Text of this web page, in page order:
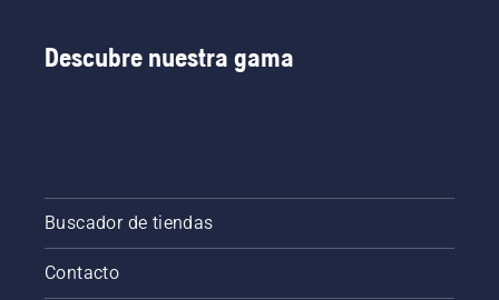
Descubre nuestra gama
Buscador de tiendas
Contacto